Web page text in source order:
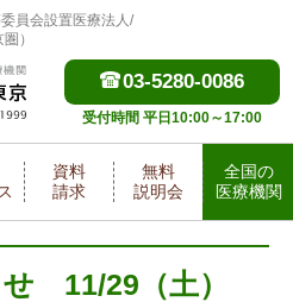
員会設置医療法人/
）
03-5280-0086
受付時間 平日10:00～17:00
資料
請求
無料
説明会
全国の
医療機関
11/29（土）